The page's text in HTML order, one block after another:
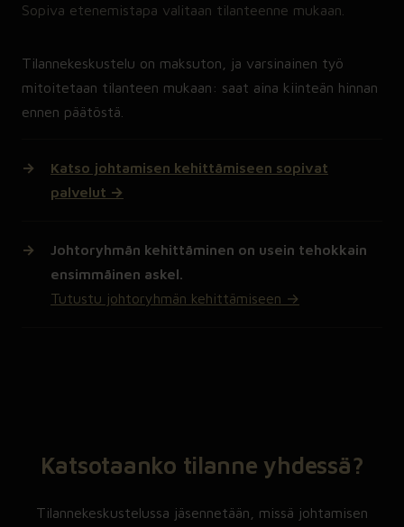
Sopiva etenemistapa valitaan tilanteenne mukaan.
Tilannekeskustelu on maksuton, ja varsinainen työ
mitoitetaan tilanteen mukaan: saat aina kiinteän hinnan
ennen päätöstä.
Katso johtamisen kehittämiseen sopivat
palvelut →
Johtoryhmän kehittäminen on usein tehokkain
ensimmäinen askel.
Tutustu johtoryhmän kehittämiseen →
Katsotaanko tilanne yhdessä?
Tilannekeskustelussa jäsennetään, missä johtamisen